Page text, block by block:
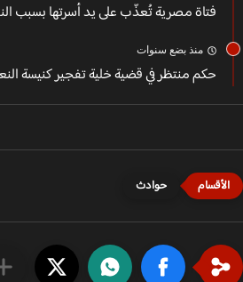
فتاة مصرية تُعذّب على يد أسرتها بسبب
منذ بضع سنوات
حكم منتظر في قضية خلية تفجير كنيسة النعمة
حوادث